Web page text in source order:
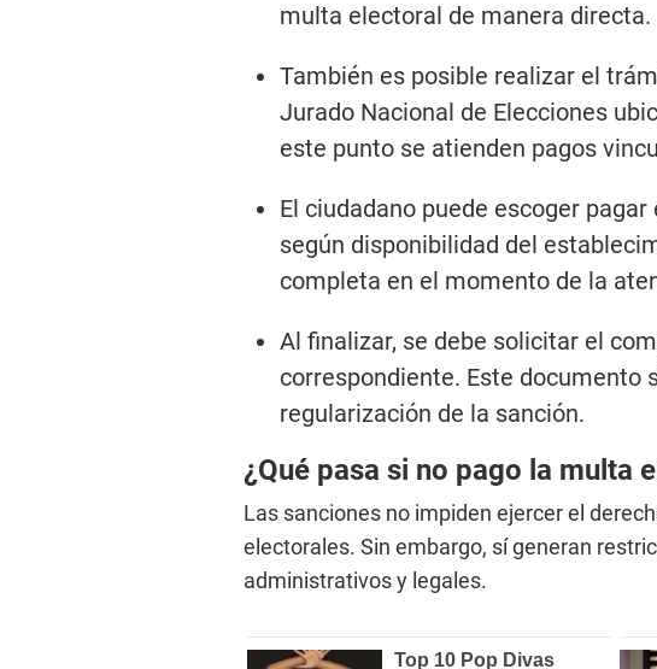
multa electoral de manera directa.
También es posible realizar el
Jurado Nacional de Elecciones
este punto se atienden pagos
El ciudadano puede escoger
según disponibilidad del
completa en el momento de la
Al finalizar, se debe solicitar el
correspondiente. Este documento
regularización de la sanción.
¿Qué pasa si no pago la multa
Las sanciones no impiden ejercer el
electorales. Sin embargo, sí generan
administrativos y legales.